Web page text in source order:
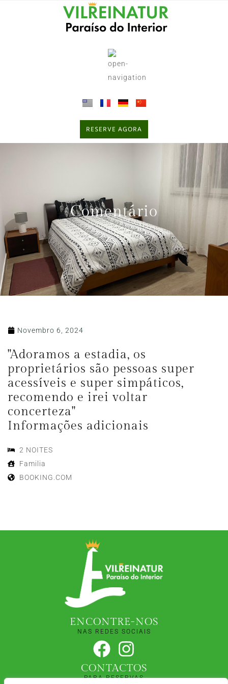
RESERVE AGORA
Comentário
Novembro 6, 2024
"Adoramos a estadia, os
proprietários são pessoas super
acessíveis e super simpáticos,
recomendo e irei voltar
concerteza"
Informações adicionais
2 NOITES
Familia
BOOKING.COM
ENCONTRE-NOS
NAS REDES SOCIAIS
CONTACTOS
PARA RESERVAS